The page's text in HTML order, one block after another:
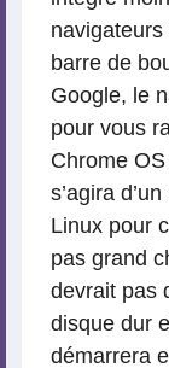
barre de
Google, le
pour vous
Chrome
s’agira
Linux pour
pas grand
devrait pas
disque dur
démarrera